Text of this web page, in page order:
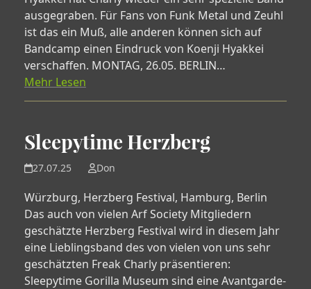
ausgegraben. Für Fans von Funk Metal und Zeuhl
ist das ein Muß, alle anderen können sich auf
Bandcamp einen Eindruck von Koenji Hyakkei
verschaffen. MONTAG, 26.05. BERLIN…
Mehr Lesen
Sleepytime Herzberg
27.07.25 Don
Würzburg, Herzberg Festival, Hamburg, Berlin
Das auch von vielen Arf Society Mitgliedern
geschätzte Herzberg Festival wird in diesem Jahr
eine Lieblingsband des von vielen von uns sehr
geschätzten Freak Charly präsentieren:
Sleepytime Gorilla Museum sind eine Avantgarde-